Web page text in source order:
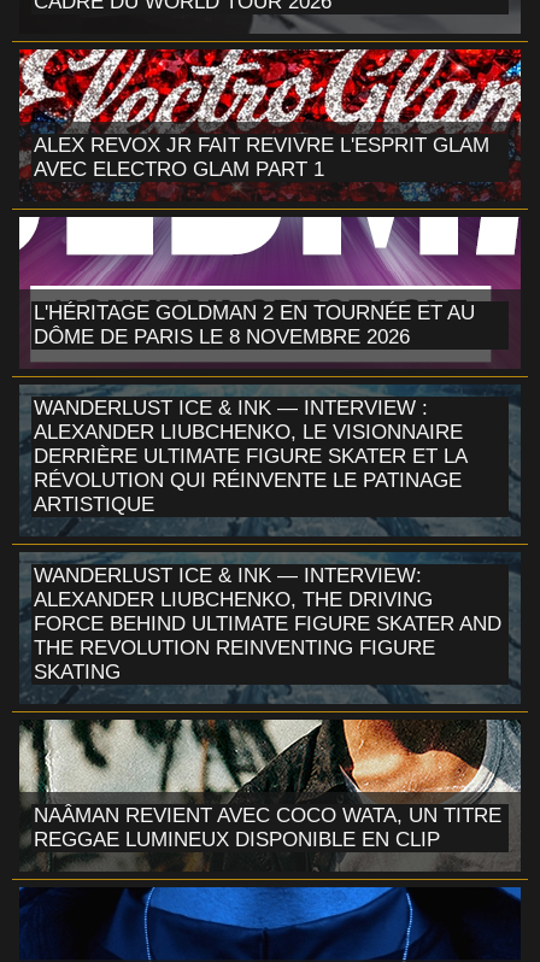
ALEX REVOX JR FAIT REVIVRE L'ESPRIT GLAM
AVEC ELECTRO GLAM PART 1
L'HÉRITAGE GOLDMAN 2 EN TOURNÉE ET AU
DÔME DE PARIS LE 8 NOVEMBRE 2026
WANDERLUST ICE & INK — INTERVIEW :
ALEXANDER LIUBCHENKO, LE VISIONNAIRE
DERRIÈRE ULTIMATE FIGURE SKATER ET LA
RÉVOLUTION QUI RÉINVENTE LE PATINAGE
ARTISTIQUE
WANDERLUST ICE & INK — INTERVIEW:
ALEXANDER LIUBCHENKO, THE DRIVING
FORCE BEHIND ULTIMATE FIGURE SKATER AND
THE REVOLUTION REINVENTING FIGURE
SKATING
NAÂMAN REVIENT AVEC COCO WATA, UN TITRE
REGGAE LUMINEUX DISPONIBLE EN CLIP